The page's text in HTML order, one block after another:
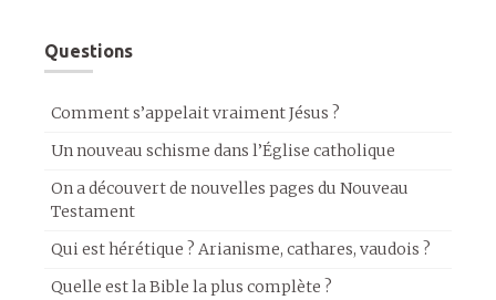
Questions
Comment s’appelait vraiment Jésus ?
Un nouveau schisme dans l’Église catholique
On a découvert de nouvelles pages du Nouveau
Testament
Qui est hérétique ? Arianisme, cathares, vaudois ?
Quelle est la Bible la plus complète ?